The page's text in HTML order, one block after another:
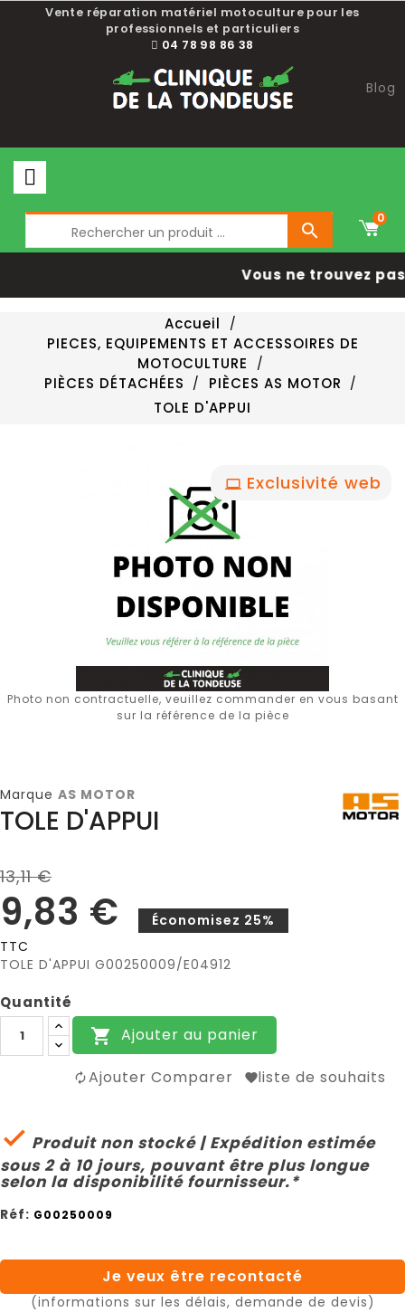
Vente réparation matériel motoculture pour les
professionnels et particuliers
04 78 98 86 38
Blog

0
Vous ne trouvez
Accueil
PIECES, EQUIPEMENTS ET ACCESSOIRES DE
MOTOCULTURE
PIÈCES DÉTACHÉES
PIÈCES AS MOTOR
TOLE D'APPUI
Exclusivité web
Photo non contractuelle, veuillez commander en vous basant
sur la référence de la pièce
Marque AS MOTOR
TOLE D'APPUI
13,11 €
9,83 €
Économisez 25%
TTC
TOLE D'APPUI G00250009/E04912
Quantité
 Ajouter au panier
Ajouter Comparer liste de souhaits
 Produit non stocké | Expédition estimée
sous 2 à 10 jours, pouvant être plus longue
selon la disponibilité fournisseur.*
Réf: G00250009
Je veux être recontacté
(informations sur les délais, demande de devis)